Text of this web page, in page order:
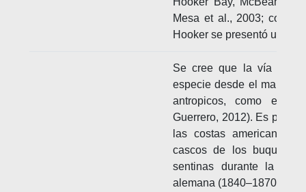
Mesa et al., 2003; como
Hooker se presentó una
Se cree que la vía más
especie desde el mar del
antropicos, como el
Guerrero, 2012). Es
las costas americanas
cascos de los buques
sentinas durante la
alemana (1840–1870),